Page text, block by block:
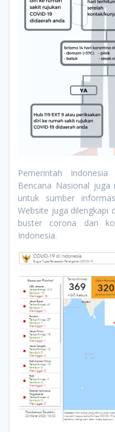
Pemerintah Indonesia
Bencana Nasional
untuk sumber
Website juga dilengkapi
buster corona dan
Indonesia.